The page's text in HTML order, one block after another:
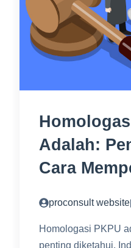
Adalah:
Cara
proconsult website
Homologasi PKPU
penting diketahui.